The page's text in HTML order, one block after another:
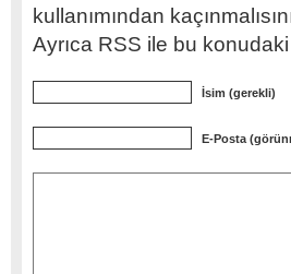
kullanımından
Ayrıca RSS ile bu konudaki
İsim (gerekli)
E-Posta